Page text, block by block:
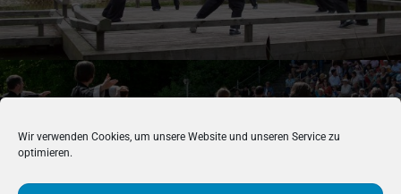
Wir verwenden Cookies, um unsere Website und unseren Service zu
optimieren.